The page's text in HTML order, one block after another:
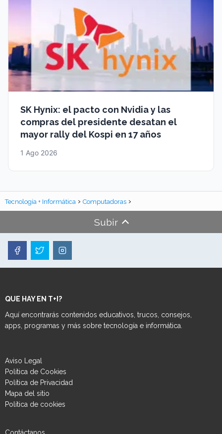
SK Hynix: el pacto con Nvidia y las
compras del presidente desatan el
mayor rally del Kospi en 17 años
1 Ago 2026
Tecnología + Informática Computadoras
Subir
QUE HAY EN T+I?
Aquí encontrarás contenidos educativos, trucos, consejos,
apps, programas y más sobre tecnología e informática.
Aviso Legal
Política de Cookies
Política de Privacidad
Mapa del sitio
Política de cookies